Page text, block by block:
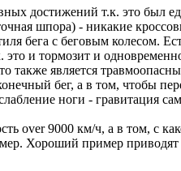
достижений т.к. это был
шпора) - никакие
бега с беговым
и тормозит и
также является
бег, а в том, чтобы
ноги - гравитация
over 9000 км/ч, а в том, с
Хороший пример